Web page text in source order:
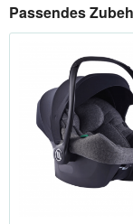
Passendes